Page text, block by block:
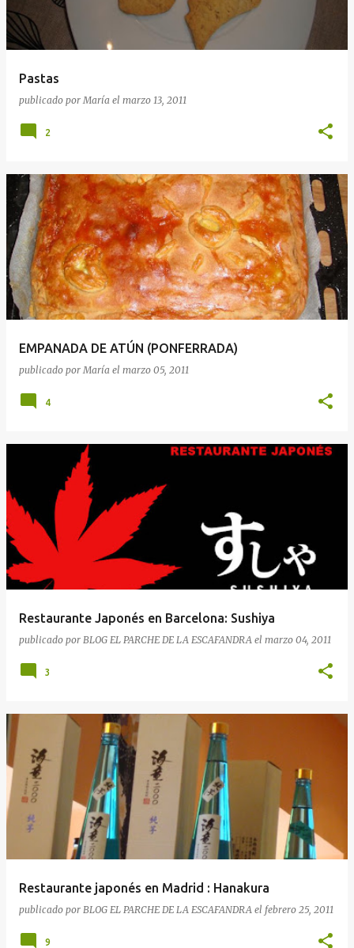
Pastas
publicado por María el marzo 13, 2011
2
EMPANADA DE ATÚN (PONFERRADA)
publicado por María el marzo 05, 2011
4
Restaurante Japonés en Barcelona: Sushiya
publicado por BLOG EL PARCHE DE LA ESCAFANDRA el marzo 04, 2011
3
Restaurante japonés en Madrid : Hanakura
publicado por BLOG EL PARCHE DE LA ESCAFANDRA el febrero 25, 2011
9